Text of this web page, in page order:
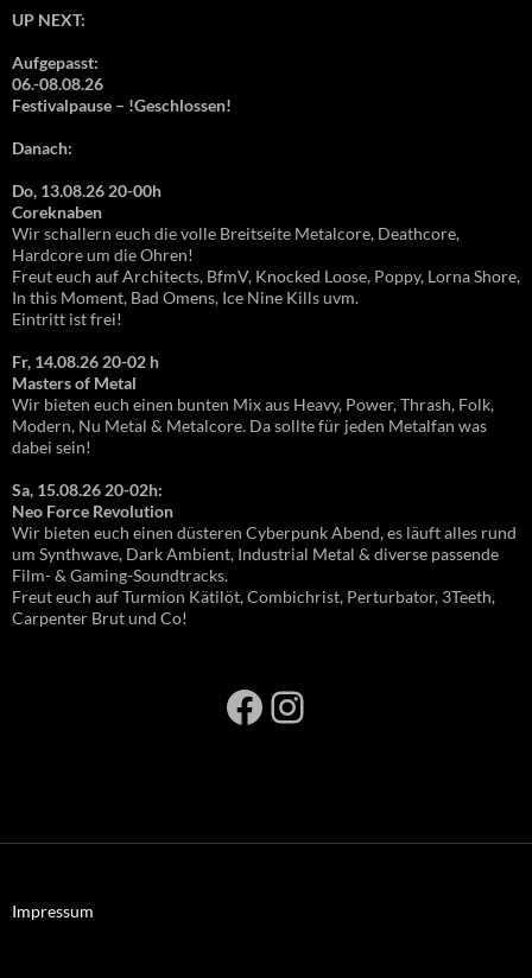
UP NEXT:
Aufgepasst:
06.-08.08.26
Festivalpause – !Geschlossen!
Danach:
Do, 13.08.26 20-00h
Coreknaben
Wir schallern euch die volle Breitseite Metalcore, Deathcore,
Hardcore um die Ohren!
Freut euch auf Architects, BfmV, Knocked Loose, Poppy, Lorna Shore,
In this Moment, Bad Omens, Ice Nine Kills uvm.
Eintritt ist frei!
Fr, 14.08.26 20-02 h
Masters of Metal
Wir bieten euch einen bunten Mix aus Heavy, Power, Thrash, Folk,
Modern, Nu Metal & Metalcore. Da sollte für jeden Metalfan was
dabei sein!
Sa, 15.08.26 20-02h:
Neo Force Revolution
Wir bieten euch einen düsteren Cyberpunk Abend, es läuft alles rund
um Synthwave, Dark Ambient, Industrial Metal & diverse passende
Film- & Gaming-Soundtracks.
Freut euch auf Turmion Kätilöt, Combichrist, Perturbator, 3Teeth,
Carpenter Brut und Co!
Facebook
Instagram
Impressum